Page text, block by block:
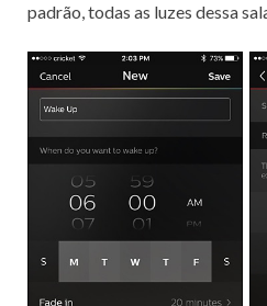
padrão, todas as luzes dessa